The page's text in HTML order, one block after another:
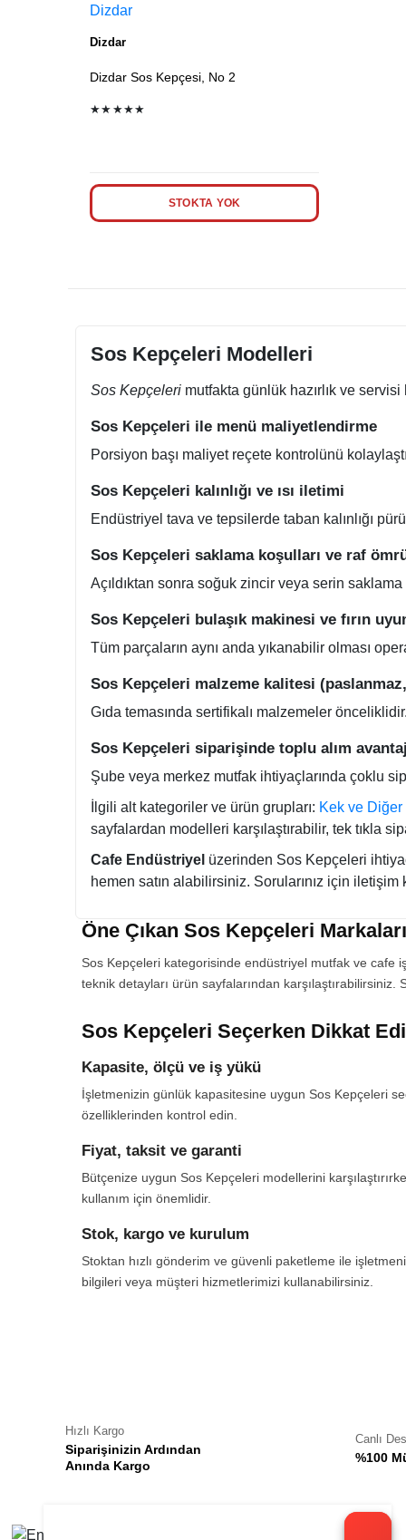
Dizdar
Dizdar Sos Kepçesi, No 2
★★★★★
STOKTA YOK
Sos Kepçeleri Modelleri
Sos Kepçeleri mutfakta günlük hazırlık ve
Sos Kepçeleri ile menü maliyetlendirme
Porsiyon başı maliyet reçete kontrolünü
Sos Kepçeleri kalınlığı ve ısı iletimi
Endüstriyel tava ve tepsilerde taban kalınlığı
Sos Kepçeleri saklama koşulları ve raf
Açıldıktan sonra soğuk zincir veya serin
Sos Kepçeleri bulaşık makinesi ve fırın
Tüm parçaların aynı anda yıkanabilir olması
Sos Kepçeleri malzeme kalitesi
Gıda temasında sertifikalı malzemeler
Sos Kepçeleri siparişinde toplu alım
Şube veya merkez mutfak ihtiyaçlarında çoklu
İlgili alt kategoriler ve ürün grupları: Kek ve Diğer
sayfalardan modelleri karşılaştırabilir, tek tıkla
Cafe Endüstriyel üzerinden Sos Kepçeleri
hemen satın alabilirsiniz. Sorularınız için
Öne Çıkan Sos Kepçeleri Markaları
Sos Kepçeleri kategorisinde endüstriyel mutfak ve cafe
teknik detayları ürün sayfalarından
Sos Kepçeleri Seçerken Dikkat
Kapasite, ölçü ve iş yükü
İşletmenizin günlük kapasitesine uygun Sos Kepçeleri
özelliklerinden kontrol edin.
Fiyat, taksit ve garanti
Bütçenize uygun Sos Kepçeleri modellerini
kullanım için önemlidir.
Stok, kargo ve kurulum
Stoktan hızlı gönderim ve güvenli paketleme ile
bilgileri veya müşteri hizmetlerimizi kullanabilirsiniz.
Hızlı Kargo
Siparişinizin Ardından
Anında Kargo
Canlı
%100